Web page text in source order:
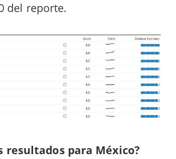
del reporte.
resultados para México?